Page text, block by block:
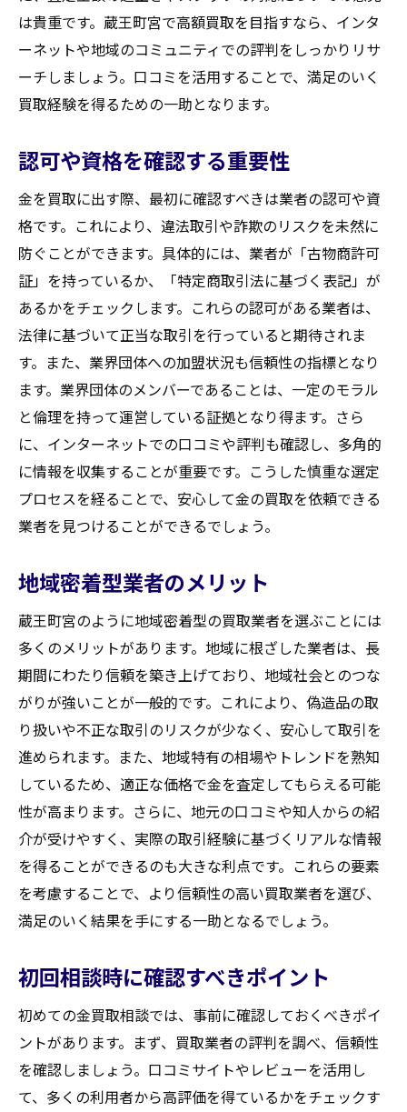
は貴重です。蔵王町宮で高額買取を目指すなら、インタ
ーネットや地域のコミュニティでの評判をしっかりリサ
ーチしましょう。口コミを活用することで、満足のいく
買取経験を得るための一助となります。
認可や資格を確認する重要性
金を買取に出す際、最初に確認すべきは業者の認可や資
格です。これにより、違法取引や詐欺のリスクを未然に
防ぐことができます。具体的には、業者が「古物商許可
証」を持っているか、「特定商取引法に基づく表記」が
あるかをチェックします。これらの認可がある業者は、
法律に基づいて正当な取引を行っていると期待されま
す。また、業界団体への加盟状況も信頼性の指標となり
ます。業界団体のメンバーであることは、一定のモラル
と倫理を持って運営している証拠となり得ます。さら
に、インターネットでの口コミや評判も確認し、多角的
に情報を収集することが重要です。こうした慎重な選定
プロセスを経ることで、安心して金の買取を依頼できる
業者を見つけることができるでしょう。
地域密着型業者のメリット
蔵王町宮のように地域密着型の買取業者を選ぶことには
多くのメリットがあります。地域に根ざした業者は、長
期間にわたり信頼を築き上げており、地域社会とのつな
がりが強いことが一般的です。これにより、偽造品の取
り扱いや不正な取引のリスクが少なく、安心して取引を
進められます。また、地域特有の相場やトレンドを熟知
しているため、適正な価格で金を査定してもらえる可能
性が高まります。さらに、地元の口コミや知人からの紹
介が受けやすく、実際の取引経験に基づくリアルな情報
を得ることができるのも大きな利点です。これらの要素
を考慮することで、より信頼性の高い買取業者を選び、
満足のいく結果を手にする一助となるでしょう。
初回相談時に確認すべきポイント
初めての金買取相談では、事前に確認しておくべきポイ
ントがあります。まず、買取業者の評判を調べ、信頼性
を確認しましょう。口コミサイトやレビューを活用し
て、多くの利用者から高評価を得ているかをチェックす